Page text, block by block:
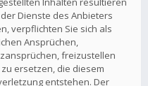
Dienste des Anbieters
verpflichten Sie sich als
Ansprüchen,
freizustellen
ersetzen, die diesem
entstehen. Der